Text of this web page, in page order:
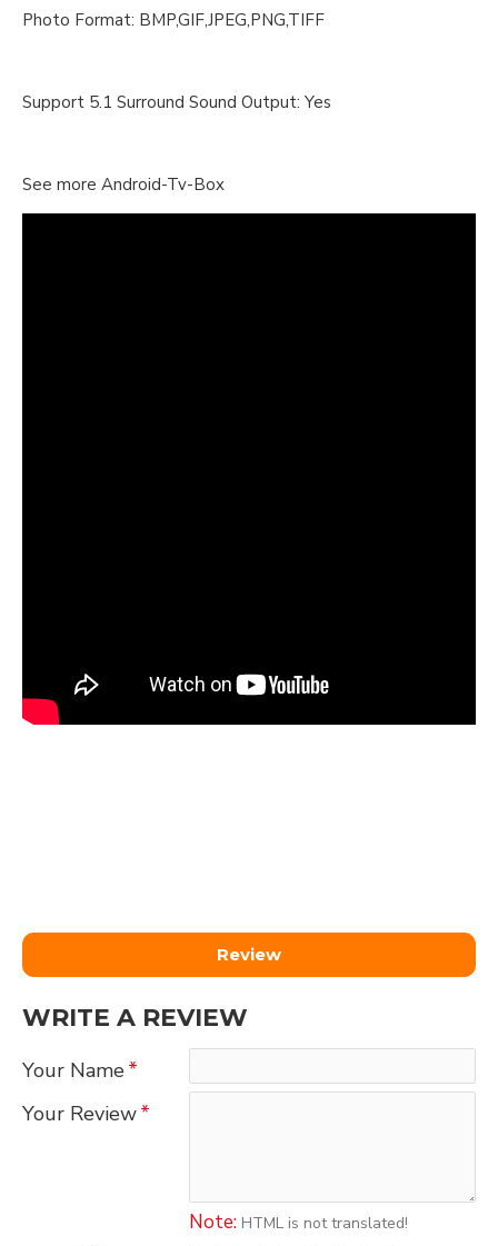
Photo Format: BMP,GIF,JPEG,PNG,TIFF
Support 5.1 Surround Sound Output: Yes
See more Android-Tv-Box
Review
WRITE A REVIEW
Your Name
Your Review
Note: HTML is not translated!